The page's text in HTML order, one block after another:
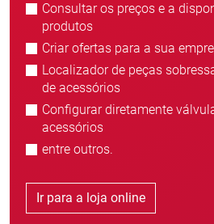
Consultar os preços e a
produtos
Criar ofertas para a sua
Localizador de peças
de acessórios
Configurar diretamente
acessórios
entre outros.
Ir para a loja online